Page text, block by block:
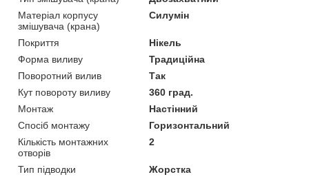
Матеріал корпусу
змішувача (крана)
Силумін
Покриття
Нікель
Форма виливу
Традиційна
Поворотний вилив
Так
Кут повороту виливу
360 град.
Монтаж
Настінний
Спосіб монтажу
Горизонтальний
Кількість монтажних
отворів
2
Тип підводки
Жорстка